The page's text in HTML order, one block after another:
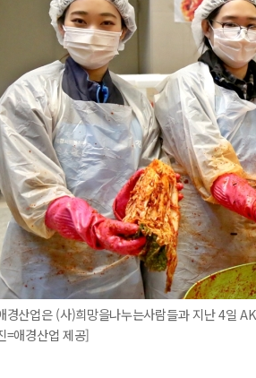
경산업은 (사)희망을나누는사람들과 지난 4일
=애경산업 제공]